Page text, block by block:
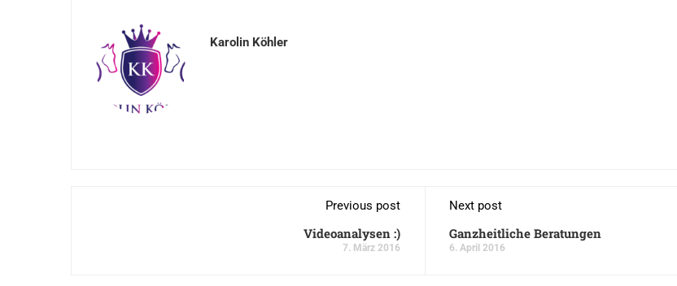
Karolin Köhler
Previous post
Videoanalysen :)
7. März 2016
Next post
Ganzheitliche Beratungen
6. April 2016